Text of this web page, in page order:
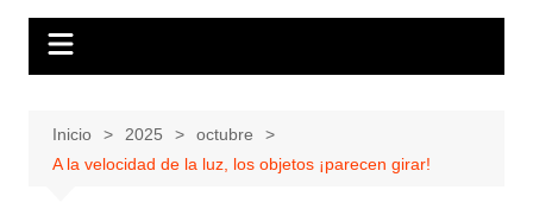
Inicio 2025
octubre
A la velocidad de la luz, los objetos ¡parecen girar!